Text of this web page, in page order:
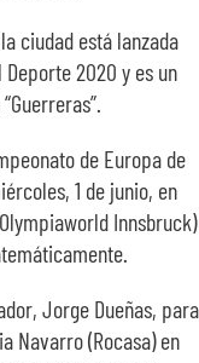
ciudad está lanzada
2020 y es un
de Europa de
1 de junio, en
Innsbruck)
Jorge Dueñas, para
Navarro (Rocasa) en